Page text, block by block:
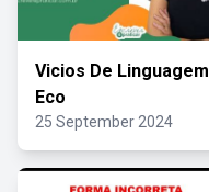
Vicios De Linguagem
Eco
25 September 2024